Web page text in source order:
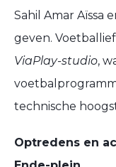
Sahil Amar Aïssa
geven.
ViaPlay-studio,
technische
Optredens en